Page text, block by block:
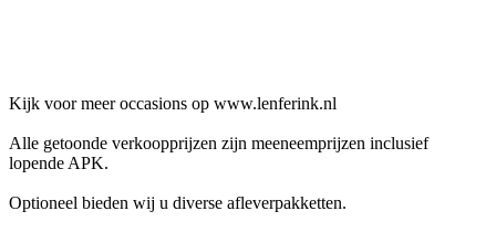
Kijk voor meer occasions op www.lenferink.nl
Alle getoonde verkoopprijzen zijn meeneemprijzen inclusief
lopende APK.
Optioneel bieden wij u diverse afleverpakketten.